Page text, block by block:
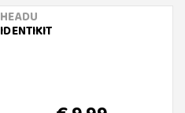
HEADU
IDENTIKIT